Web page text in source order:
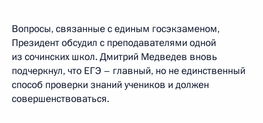
Вопросы, связанные с единым госэкзаменом,
Президент обсудил с преподавателями одной
из сочинских школ. Дмитрий Медведев вновь
подчеркнул, что ЕГЭ – главный, но не единственный
способ проверки знаний учеников и должен
совершенствоваться.